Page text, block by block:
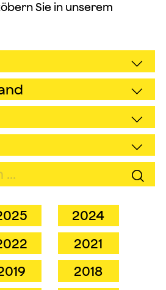
Sie in unserem
2024
2021
2018